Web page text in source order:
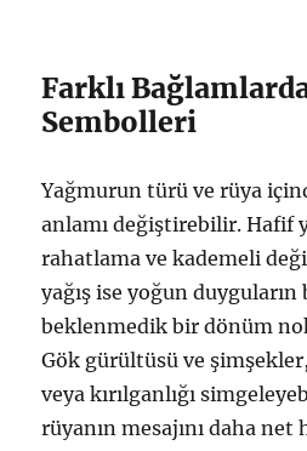
Farklı
Sembolleri
Yağmurun türü ve rüya
anlamı değiştirebilir. Hafif
rahatlama ve kademeli
yağış ise yoğun
beklenmedik bir dönüm
Gök gürültüsü ve
veya kırılganlığı
rüyanın mesajını daha